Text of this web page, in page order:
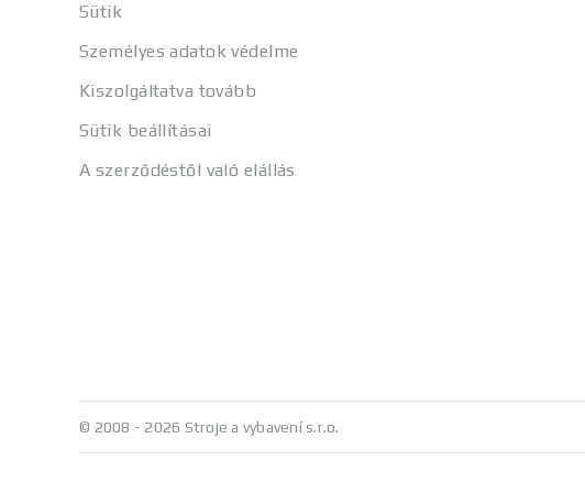
Sütik
Személyes adatok védelme
Kiszolgáltatva tovább
Sütik beállításai
A szerződéstől való elállás
© 2008 - 2026 Stroje a vybavení s.r.o.